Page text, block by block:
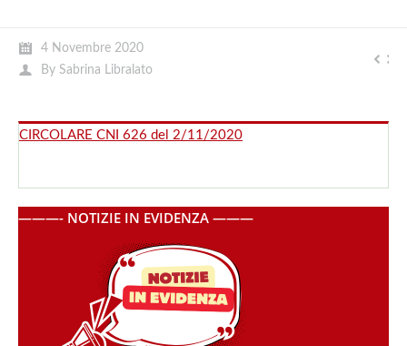
4 Novembre 2020
By Sabrina Libralato
CIRCOLARE CNI 626 del 2/11/2020
———- NOTIZIE IN EVIDENZA ———